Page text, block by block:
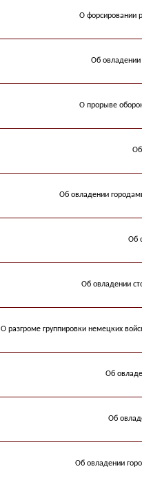
О форсировании
Об овладении
О прорыве
Об
Об овладении
Об
Об овладении
О разгроме группировки немецких
Об
Об
Об овладении